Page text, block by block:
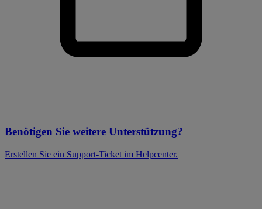
Benötigen Sie weitere Unterstützung?
Erstellen Sie ein Support-Ticket im Helpcenter.